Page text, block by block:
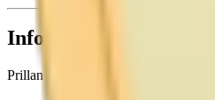
Information om
Prillan är mest känd för sina